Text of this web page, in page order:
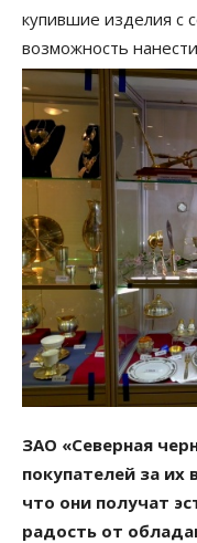
купившие изделия с
возможность
ЗАО «Северная
покупателей за
что они получат
радость от